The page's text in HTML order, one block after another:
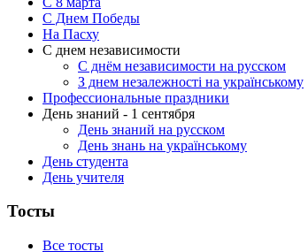
С Днем Победы
На Пасху
С днем независимости
С днём независимости на русском
З днем незалежності на українському
Профессиональные праздники
День знаний - 1 сентября
День знаний на русском
День знань на українському
День студента
День учителя
Тосты
Все тосты